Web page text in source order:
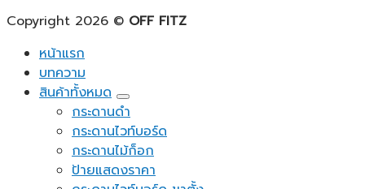
Copyright 2026 © OFF FITZ
หน้าแรก
บทความ
สินค้าทั้งหมด
กระดานดำ
กระดานไวท์บอร์ด
กระดานไม้ก็อก
ป้ายแสดงราคา